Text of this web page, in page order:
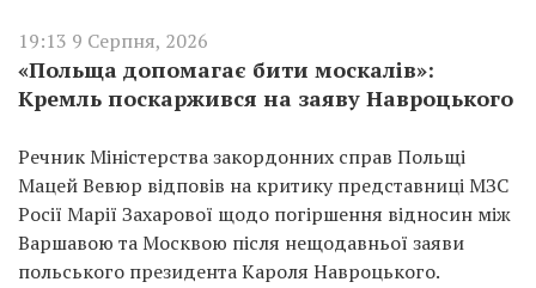
19:13 9 Серпня, 2026
«Польща допомагає бити москалів»:
Кремль поскаржився на заяву Навроцького
Речник Міністерства закордонних справ Польщі
Мацей Вевюр відповів на критику представниці МЗС
Росії Марії Захарової щодо погіршення відносин між
Варшавою та Москвою після нещодавньої заяви
польського президента Кароля Навроцького.